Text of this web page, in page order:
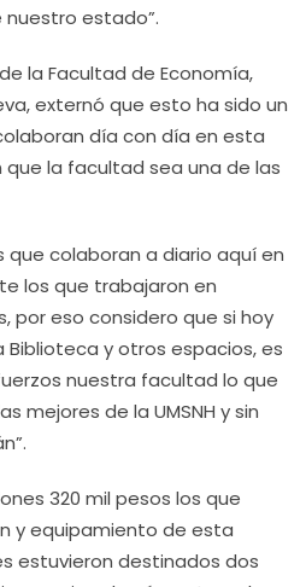
estado”.
la Facultad de Economía,
externó que esto ha sido un
día con día en esta
que la facultad sea una de las
que colaboran a diario aquí en
los que trabajaron en
por eso considero que si hoy
y otros espacios, es
nuestra facultad lo que
mejores de la UMSNH y sin
320 mil pesos los que
y equipamiento de esta
estuvieron destinados dos